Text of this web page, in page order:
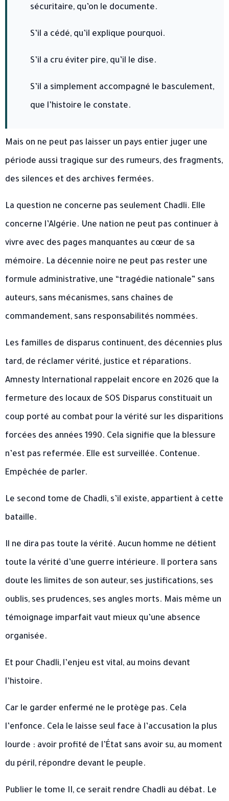
sécuritaire, qu’on le documente.
S’il a cédé, qu’il explique pourquoi.
S’il a cru éviter pire, qu’il le dise.
S’il a simplement accompagné le basculement,
que l’histoire le constate.
Mais on ne peut pas laisser un pays entier juger une
période aussi tragique sur des rumeurs, des fragments,
des silences et des archives fermées.
La question ne concerne pas seulement Chadli. Elle
concerne l’Algérie. Une nation ne peut pas continuer à
vivre avec des pages manquantes au cœur de sa
mémoire. La décennie noire ne peut pas rester une
formule administrative, une “tragédie nationale” sans
auteurs, sans mécanismes, sans chaînes de
commandement, sans responsabilités nommées.
Les familles de disparus continuent, des décennies plus
tard, de réclamer vérité, justice et réparations.
Amnesty International rappelait encore en 2026 que la
fermeture des locaux de SOS Disparus constituait un
coup porté au combat pour la vérité sur les disparitions
forcées des années 1990. Cela signifie que la blessure
n’est pas refermée. Elle est surveillée. Contenue.
Empêchée de parler.
Le second tome de Chadli, s’il existe, appartient à cette
bataille.
Il ne dira pas toute la vérité. Aucun homme ne détient
toute la vérité d’une guerre intérieure. Il portera sans
doute les limites de son auteur, ses justifications, ses
oublis, ses prudences, ses angles morts. Mais même un
témoignage imparfait vaut mieux qu’une absence
organisée.
Et pour Chadli, l’enjeu est vital, au moins devant
l’histoire.
Car le garder enfermé ne le protège pas. Cela
l’enfonce. Cela le laisse seul face à l’accusation la plus
lourde : avoir profité de l’État sans avoir su, au moment
du péril, répondre devant le peuple.
Publier le tome II, ce serait rendre Chadli au débat. Le